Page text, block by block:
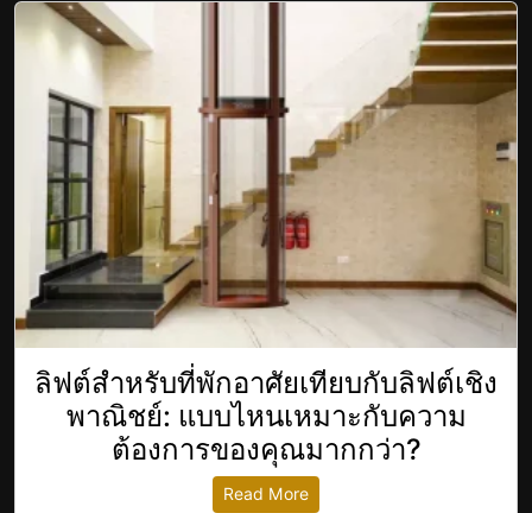
ลิฟต์สำหรับที่พักอาศัยเทียบกับลิฟต์เชิง
พาณิชย์: แบบไหนเหมาะกับความ
ต้องการของคุณมากกว่า?
Read More